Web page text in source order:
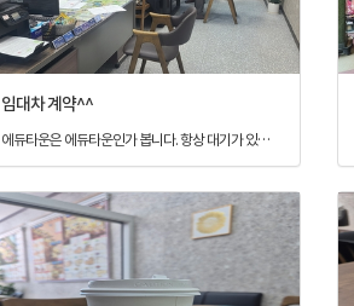
임대차 계약^^
에듀타운은 에듀타운인가 봅니다. 항상 대기가 있는 학원 임차수요 자리가 없어 항시 대기중~ 학원개원을 생각하신다면, 바른부동산중개가 도와드리겠습니다.